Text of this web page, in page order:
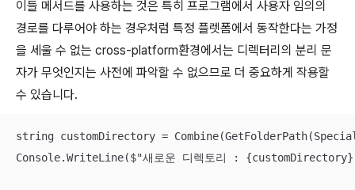
이들 메서드를 사용하는 것은 특히 프로그램에서 사용자 임의의
경로를 다루어야 하는 경우처럼 특정 플렛폼에서 동작한다는 가정
을 세울 수 없는 cross-platform환경에서는 디렉터리의 분리 문
자가 무엇인지는 사전에 파악할 수 없으므로 더 중요하게 작용할
수 있습니다.
string customDirectory =
Console.WriteLine($"새로운 디렉토리 :